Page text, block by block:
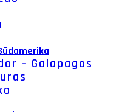
- Galapagos